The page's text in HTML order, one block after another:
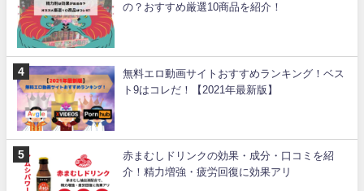
の？おすすめ厳選10商品を紹介！
無料エロ動画サイトおすすめランキング！ベス
ト9はコレだ！【2021年最新版】
赤まむしドリンクの効果・成分・口コミを紹
介！精力増強・疲労回復に効果アリ